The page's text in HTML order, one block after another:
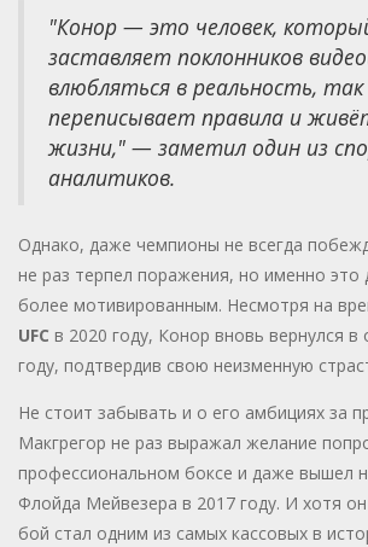
"Конор — это человек,
заставляет поклонников
влюбляться в реальность, так
переписывает правила и
жизни," — заметил один из
аналитиков.
Однако, даже чемпионы не всегда
не раз терпел поражения, но именно это
более мотивированным. Несмотря на
UFC в 2020 году, Конор вновь вернулся в
году, подтвердив свою неизменную
Не стоит забывать и о его амбициях за
Макгрегор не раз выражал желание
профессиональном боксе и даже вышел
Флойда Мейвезера в 2017 году. И хотя
бой стал одним из самых кассовых в